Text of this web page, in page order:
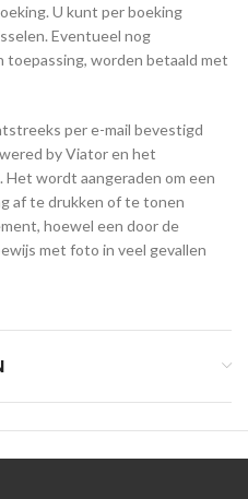
U kunt per boeking
Eventueel nog
toepassing, worden betaald met
per e-mail bevestigd
by Viator en het
wordt aangeraden om een
af te drukken of te tonen
hoewel een door de
met foto in veel gevallen